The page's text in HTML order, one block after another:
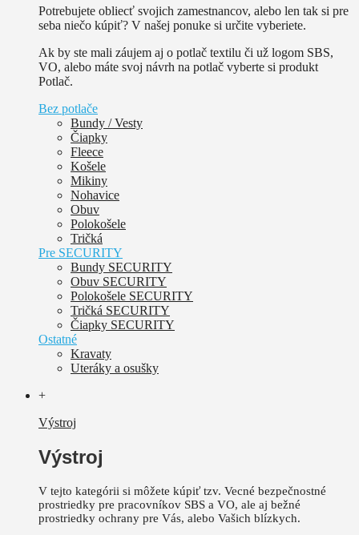
Potrebujete obliecť svojich zamestnancov, alebo len tak si pre
seba niečo kúpiť? V našej ponuke si určite vyberiete.
Ak by ste mali záujem aj o potlač textilu či už logom SBS,
VO, alebo máte svoj návrh na potlač vyberte si produkt
Potlač.
Bez potlače
Bundy / Vesty
Čiapky
Fleece
Košele
Mikiny
Nohavice
Obuv
Polokošele
Tričká
Pre SECURITY
Bundy SECURITY
Obuv SECURITY
Polokošele SECURITY
Tričká SECURITY
Čiapky SECURITY
Ostatné
Kravaty
Uteráky a osušky
+
Výstroj
Výstroj
V tejto kategórii si môžete kúpiť tzv. Vecné bezpečnostné
prostriedky pre pracovníkov SBS a VO, ale aj bežné
prostriedky ochrany pre Vás, alebo Vašich blízkych.